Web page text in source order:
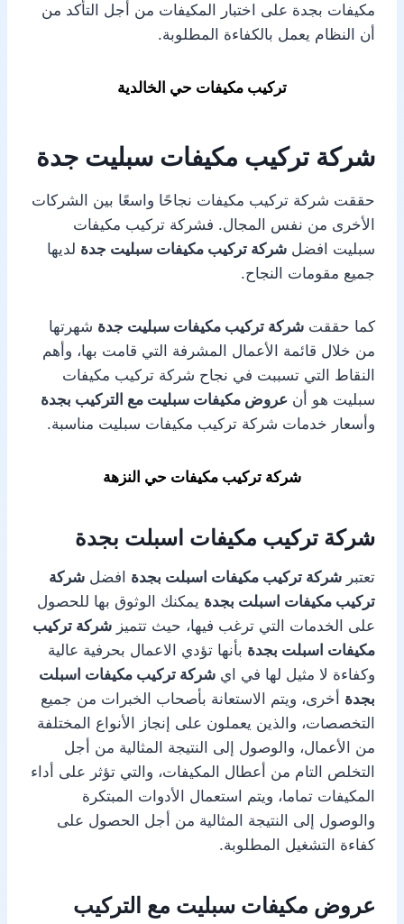
مكيفات بجدة على اختبار المكيفات من أجل التأكد من
أن النظام يعمل بالكفاءة المطلوبة.
تركيب مكيفات حي الخالدية
شركة تركيب مكيفات سبليت جدة
حققت شركة تركيب مكيفات نجاحًا واسعًا بين الشركات
الأخرى من نفس المجال. فشركة تركيب مكيفات
سبليت افضل شركة تركيب مكيفات سبليت جدة لديها
جميع مقومات النجاح.
كما حققت شركة تركيب مكيفات سبليت جدة شهرتها
من خلال قائمة الأعمال المشرفة التي قامت بها، وأهم
النقاط التي تسببت في نجاح شركة تركيب مكيفات
سبليت هو أن عروض مكيفات سبليت مع التركيب بجدة
وأسعار خدمات شركة تركيب مكيفات سبليت مناسبة.
شركة تركيب مكيفات حي النزهة
شركة تركيب مكيفات اسبلت بجدة
تعتبر شركة تركيب مكيفات اسبلت بجدة افضل شركة
تركيب مكيفات اسبلت بجدة يمكنك الوثوق بها للحصول
على الخدمات التي ترغب فيها، حيث تتميز شركة تركيب
مكيفات اسبلت بجدة بأنها تؤدي الاعمال بحرفية عالية
وكفاءة لا مثيل لها في اي شركة تركيب مكيفات اسبلت
بجدة أخرى، ويتم الاستعانة بأصحاب الخبرات من جميع
التخصصات، والذين يعملون على إنجاز الأنواع المختلفة
من الأعمال، والوصول إلى النتيجة المثالية من أجل
التخلص التام من أعطال المكيفات، والتي تؤثر على أداء
المكيفات تماما، ويتم استعمال الأدوات المبتكرة
والوصول إلى النتيجة المثالية من أجل الحصول على
كفاءة التشغيل المطلوبة.
عروض مكيفات سبليت مع التركيب